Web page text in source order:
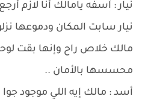
نيار : آسفه يامالك أنا لازم
نيار سابت المكان ودموعها
مالك خلاص راح وإنها بقت
محسسها بالأمان ..
أسد : مالك إيه اللي موجود